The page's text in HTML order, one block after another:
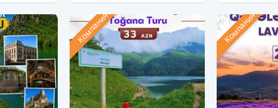
Компания Компания